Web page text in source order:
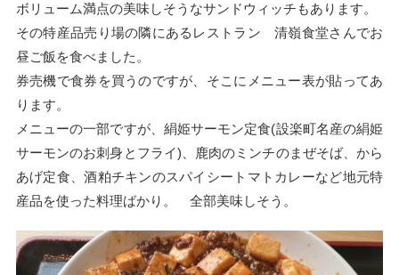
ボリューム満点の美味しそうなサンドウィッチもあります。
その特産品売り場の隣にあるレストラン 清嶺食堂さんでお
昼ご飯を食べました。
券売機で食券を買うのですが、そこにメニュー表が貼ってあ
ります。
メニューの一部ですが、絹姫サーモン定食(設楽町名産の絹姫
サーモンのお刺身とフライ)、鹿肉のミンチのまぜそば、から
あげ定食、酒粕チキンのスパイシートマトカレーなど地元特
産品を使った料理ばかり。 全部美味しそう。